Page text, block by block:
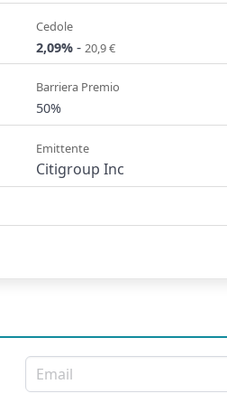
Cedole
2,09% - 20,9 €
Barriera Premio
50%
Emittente
Citigroup Inc
Email per newsletter